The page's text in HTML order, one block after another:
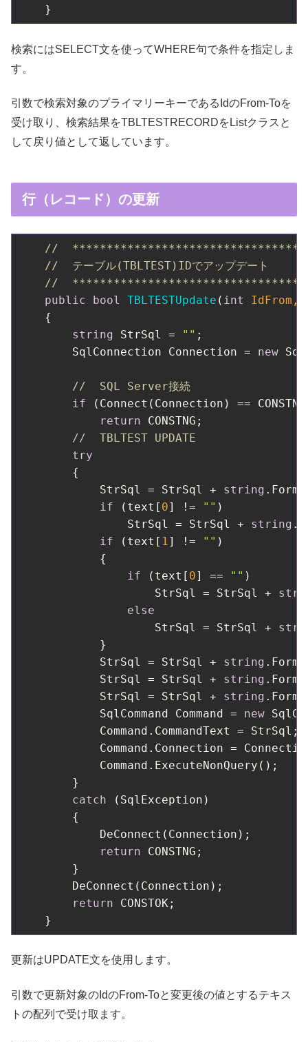
検索にはSELECT文を使ってWHERE句で条件を指定しま
す。
引数で検索対象のプライマリーキーであるIdのFrom-Toを
受け取り、検索結果をTBLTESTRECORDをListクラスと
して戻り値として返しています。
行（レコード）の更新
//
//  テーブル(TBLTEST)IDでアップデート
//
public
bool TBLTESTUpdate ( int IdFrom,
    {
string StrSql = "" ;
        SqlConnection Connection =
new
//  SQL Server接続
if (Connect(Connection) ==
return CONSTNG;
//  TBLTEST UPDATE
try
        {
            StrSql = StrSql +
string
if (text[ 0] != "" )
                StrSql = StrSql +
string
if (text[ 1] != "" )
            {
if (text[ 0] == "" )
                    StrSql = StrSql +
else
                    StrSql = StrSql +
            }
            StrSql = StrSql +
string
            StrSql = StrSql +
string
            StrSql = StrSql +
string
            SqlCommand Command =
new
            Command.CommandText = StrSql;
Command.Connection =
            Command.ExecuteNonQuery();
        }
catch (SqlException)
        {
            DeConnect(Connection);
return CONSTNG;
        }
        DeConnect(Connection);
return CONSTOK;
更新はUPDATE文を使用します。
引数で更新対象のIdのFrom-Toと変更後の値とするテキス
トの配列で受け取ます。